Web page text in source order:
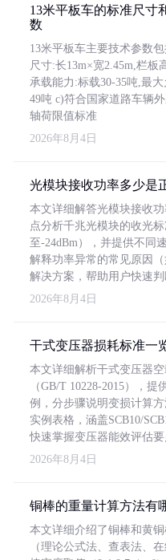
13米平板车的标准尺寸
数
13米平板车主要技术参数
尺寸:长13m×宽2.45m,栏板
承载能力:标载30-35吨,最
49吨 c)符合国家道路车辆
轴荷限值标准
2026年8月4日
光模块接收功率多少是
本文详细解答光模块接收
点分析千兆光模块的收光
至-24dBm），并提供不同
解释功率异常的常见原因
解决方案，帮助用户快速判
2026年8月4日
干式变压器损耗标准一
本文详细解析干式变压器
（GB/T 10228-2015），
例，分步骤说明变损计算
实例表格，涵盖SCB10/
快速掌握变压器能效评估要
2026年8月4日
铜棒的重量计算方法有
本文详细介绍了铜棒和黄
（理论公式法、查表法、